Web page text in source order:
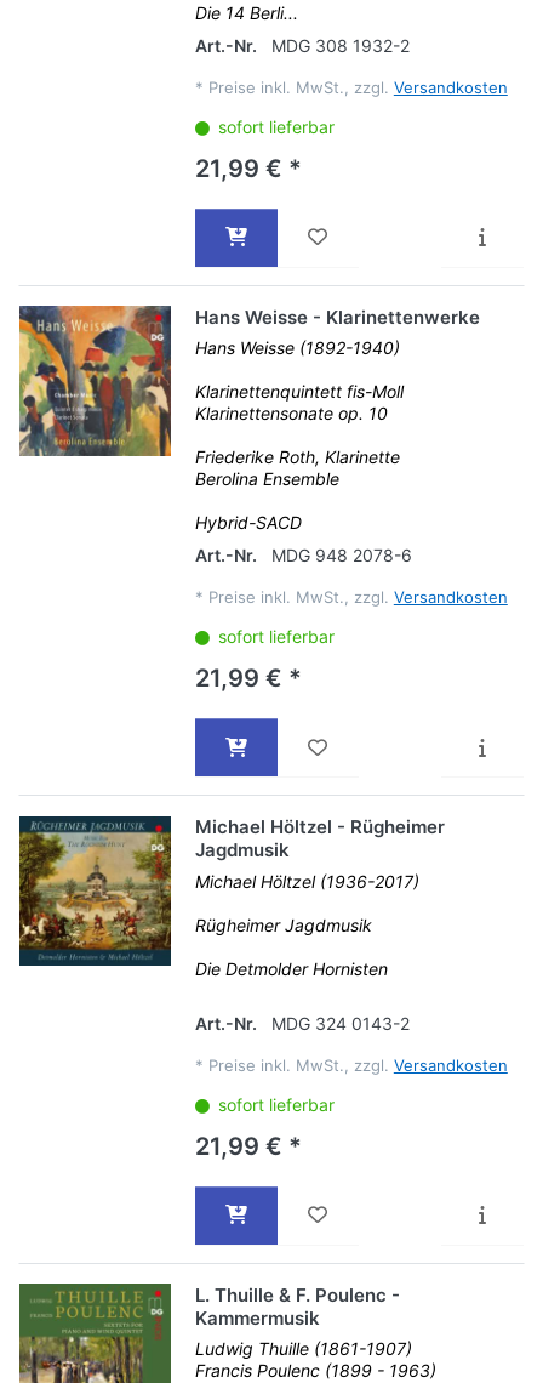
Die 14 Berli...
Art.-Nr.
MDG 308 1932-2
* Preise inkl. MwSt., zzgl. Versandkosten
sofort lieferbar
21,99 € *
Hans Weisse - Klarinettenwerke
Hans Weisse (1892-1940)
Klarinettenquintett fis-Moll
Klarinettensonate op. 10
Friederike Roth, Klarinette
Berolina Ensemble
Hybrid-SACD
Art.-Nr.
MDG 948 2078-6
* Preise inkl. MwSt., zzgl. Versandkosten
sofort lieferbar
21,99 € *
Michael Höltzel - Rügheimer
Jagdmusik
Michael Höltzel (1936-2017)
Rügheimer Jagdmusik
Die Detmolder Hornisten
Art.-Nr. MDG 324 0143-2
* Preise inkl. MwSt., zzgl. Versandkosten
sofort lieferbar
21,99 € *
L. Thuille & F. Poulenc -
Kammermusik
Ludwig Thuille (1861-1907)
Francis Poulenc (1899 - 1963)